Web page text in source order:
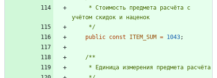
     */
public const ITEM_SUM = 1043;